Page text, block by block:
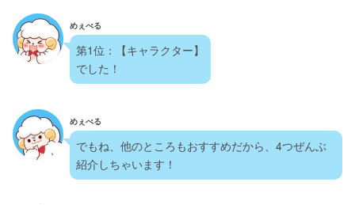
めぇべる
第1位：【キャラクター】
でした！
めぇべる
でもね、他のところもおすすめだから、4つぜんぶ
紹介しちゃいます！